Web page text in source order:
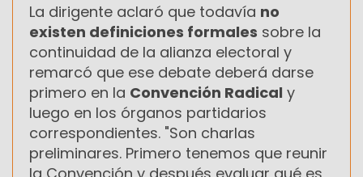
La dirigente aclaró que todavía no
existen definiciones formales sobre la
continuidad de la alianza electoral y
remarcó que ese debate deberá darse
primero en la Convención Radical y
luego en los órganos partidarios
correspondientes. "Son charlas
preliminares. Primero tenemos que reunir